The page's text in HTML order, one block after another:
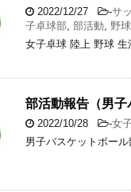
2022/12/27 -サ
子卓球部, 部活動, 野
女子卓球 陸上 野球
部活動報告（男子
2022/10/28 -女
男子バスケットボー